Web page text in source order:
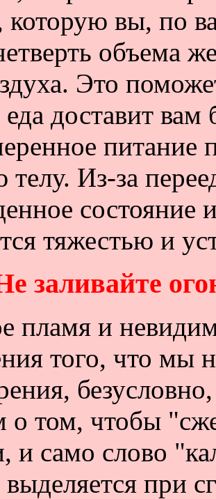
которую вы, по
объема
Это
доставит вам
питание
телу. Из-за
состояние
тяжестью и
заливайте
пламя и
того, что мы
о том, чтобы
и само слово
выделяется при